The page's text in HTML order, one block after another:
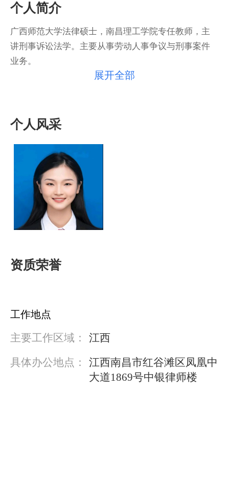
个人简介
广西师范大学法律硕士，南昌理工学院专任教师，主
讲刑事诉讼法学。主要从事劳动人事争议与刑事案件
业务。
展开全部
个人风采
资质荣誉
工作地点
主要工作区域：
江西
具体办公地点：
江西南昌市红谷滩区凤凰中
大道1869号中银律师楼